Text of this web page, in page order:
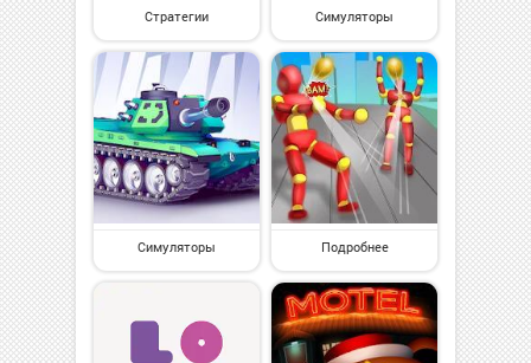
Стратегии Симуляторы
Симуляторы Подробнее